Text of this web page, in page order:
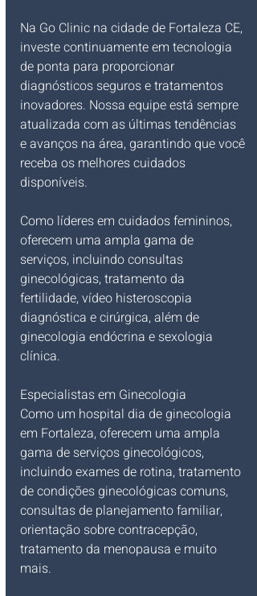
Na Go Clinic na cidade de Fortaleza CE,
investe continuamente em tecnologia
de ponta para proporcionar
diagnósticos seguros e tratamentos
inovadores. Nossa equipe está sempre
atualizada com as últimas tendências
e avanços na área, garantindo que você
receba os melhores cuidados
disponíveis.
Como líderes em cuidados femininos,
oferecem uma ampla gama de
serviços, incluindo consultas
ginecológicas, tratamento da
fertilidade, vídeo histeroscopia
diagnóstica e cirúrgica, além de
ginecologia endócrina e sexologia
clínica.
Especialistas em Ginecologia
Como um hospital dia de ginecologia
em Fortaleza, oferecem uma ampla
gama de serviços ginecológicos,
incluindo exames de rotina, tratamento
de condições ginecológicas comuns,
consultas de planejamento familiar,
orientação sobre contracepção,
tratamento da menopausa e muito
mais.